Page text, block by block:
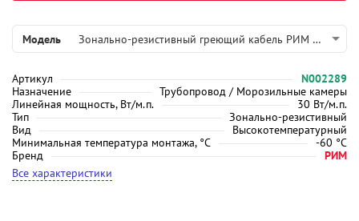
Модель Зонально-резистивный греющий кабель РИМ 30 Вт/м
Артикул
N002289
Назначение
Трубопровод / Морозильные камеры
Линейная мощность, Вт/м.п.
30 Вт/м.п.
Тип
Зонально-резистивный
Вид
Высокотемпературный
Минимальная температура монтажа, °C
-60 °C
Бренд
РИМ
Все характеристики